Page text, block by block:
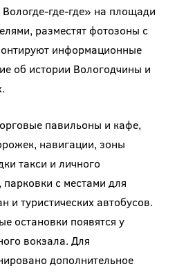
где-где» на площади
разместят фотозоны с
информационные
об истории Вологодчины и
павильоны и кафе,
навигации, зоны
такси и личного
с местами для
и туристических автобусов.
остановки появятся у
вокзала. Для
дополнительное